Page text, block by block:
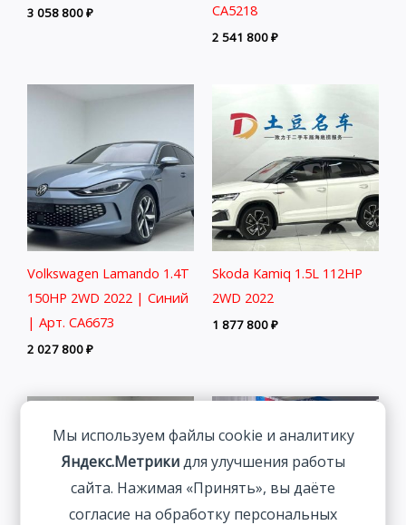
3 058 800₽
CA5218
2 541 800₽
Volkswagen Lamando 1.4T
150HP 2WD 2022 | Синий
| Арт. CA6673
2 027 800₽
Skoda Kamiq 1.5L 112HP
2WD 2022
1 877 800₽
Мы используем файлы cookie и аналитику
Яндекс.Метрикидля улучшения работы
сайта. Нажимая «Принять», вы даёте
согласие на обработку персональных